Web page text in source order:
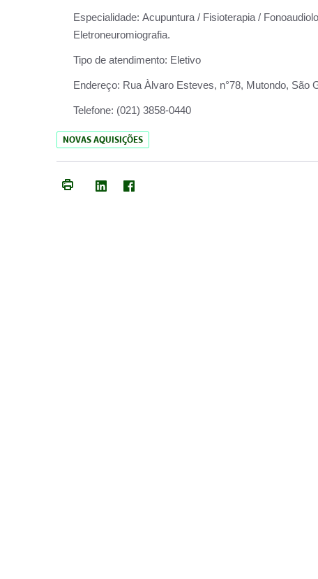
Especialidade: Acupuntura / Fisioterapia /
Eletroneuromiografia.
Tipo de atendimento: Eletivo
Endereço: Rua Àlvaro Esteves, n°78, Mutondo, São
Telefone: (021) 3858-0440
NOVAS AQUISIÇÕES